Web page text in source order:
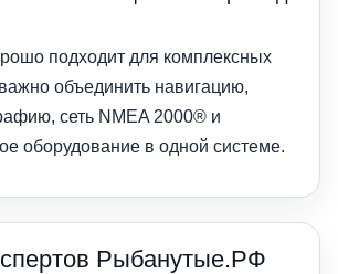
подходит для комплексных
объединить навигацию,
сеть NMEA 2000® и
оборудование в одной системе.
Рыбанутые.РФ